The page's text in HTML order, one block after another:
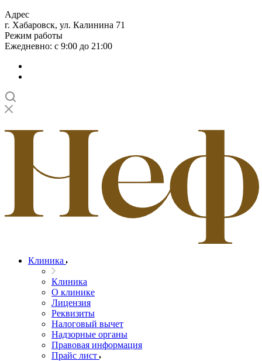
Адрес
г. Хабаровск, ул. Калинина 71
Режим работы
Ежедневно: с 9:00 до 21:00
Клиника
Клиника
О клинике
Лицензия
Реквизиты
Налоговый вычет
Надзорные органы
Правовая информация
Прайс лист